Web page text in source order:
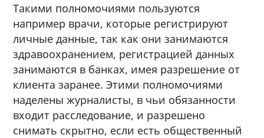
Такими полномочиями пользуются
например врачи, которые регистрируют
личные данные, так как они занимаются
здравоохранением, регистрацией данных
занимаются в банках, имея разрешение от
клиента заранее. Этими полномочиями
наделены журналисты, в чьи обязанности
входит расследование, и разрешено
снимать скрытно, если есть общественный